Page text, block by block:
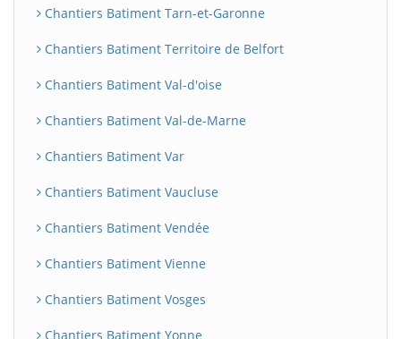
Chantiers Batiment Tarn-et-Garonne
Chantiers Batiment Territoire de Belfort
Chantiers Batiment Val-d'oise
Chantiers Batiment Val-de-Marne
Chantiers Batiment Var
Chantiers Batiment Vaucluse
Chantiers Batiment Vendée
Chantiers Batiment Vienne
Chantiers Batiment Vosges
Chantiers Batiment Yonne